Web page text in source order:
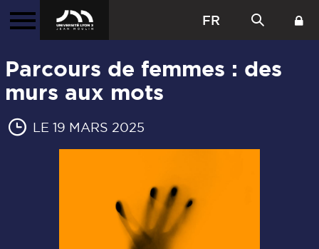
FR
Parcours de femmes : des
murs aux mots
LE 19 MARS 2025